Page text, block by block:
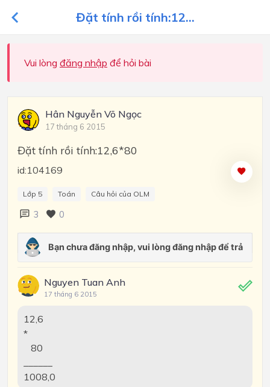
Đặt tính rồi tính:12...
Vui lòng đăng nhập để hỏi bài
Hân Nguyễn Võ Ngọc
17 tháng 6 2015
Đặt tính rồi tính:12,6*80
id:104169
Lớp 5 Toán Câu hỏi của OLM
3 0
Nguyen Tuan Anh
17 tháng 6 2015
12,6
*
80
1008,0